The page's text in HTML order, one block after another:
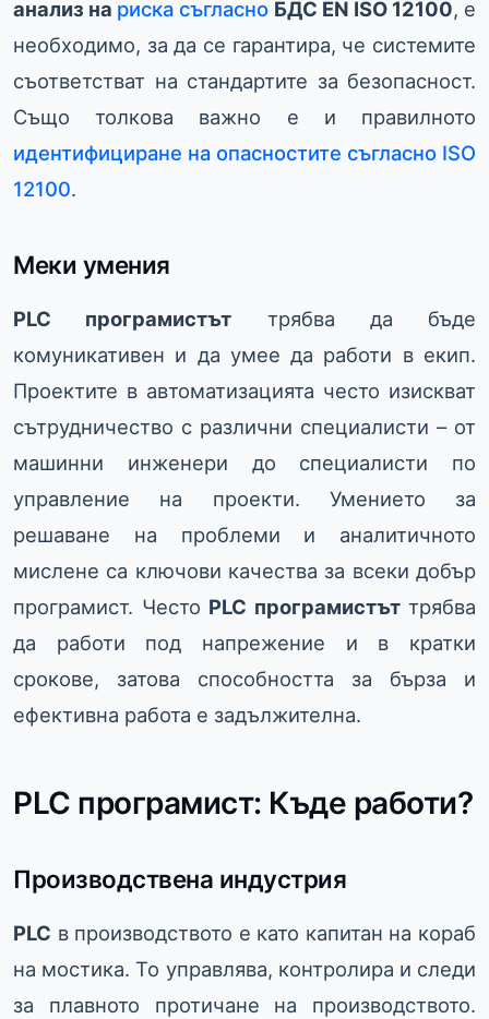
анализ на риска съгласно БДС EN ISO 12100, е
необходимо, за да се гарантира, че системите
съответстват на стандартите за безопасност.
Също толкова важно е и правилното
идентифициране на опасностите съгласно ISO
12100.
Меки умения
PLC програмистът трябва да бъде
комуникативен и да умее да работи в екип.
Проектите в автоматизацията често изискват
сътрудничество с различни специалисти – от
машинни инженери до специалисти по
управление на проекти. Умението за
решаване на проблеми и аналитичното
мислене са ключови качества за всеки добър
програмист. Често PLC програмистъттрябва
да работи под напрежение и в кратки
срокове, затова способността за бърза и
ефективна работа е задължителна.
PLC програмист: Къде работи?
Производствена индустрия
PLC в производството е като капитан на кораб
на мостика. То управлява, контролира и следи
за плавното протичане на производството.